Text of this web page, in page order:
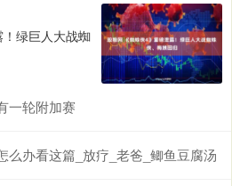
绿巨人大战蜘
一轮附加赛
么办看这篇_放疗_老爸_鲫鱼豆腐汤